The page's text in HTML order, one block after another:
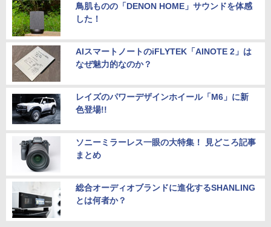
鳥肌ものの「DENON HOME」サウンドを体感
した！
AIスマートノートのiFLYTEK「AINOTE 2」は
なぜ魅力的なのか？
レイズのパワーデザインホイール「M6」に新
色登場!!
ソニーミラーレス一眼の大特集！ 見どころ記事
まとめ
総合オーディオブランドに進化するSHANLING
とは何者か？